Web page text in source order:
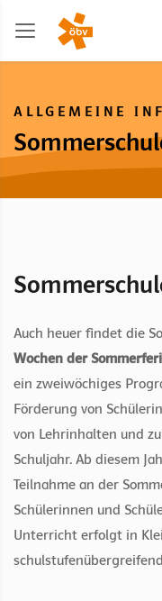
ALLGEMEINE
Auch heuer findet die
Wochen der
ein zweiwöchiges
Förderung von
von Lehrinhalten und
Schuljahr. Ab diesem
Teilnahme an der
Schülerinnen und
Unterricht erfolgt in